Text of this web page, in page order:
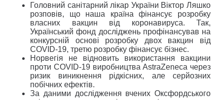
Головний санітарний лікар України Віктор Ляшко
розповів, що наша країна фінансує розробку
власних вакцин від коронавируса. Так,
Український фонд досліджень профінансував на
конкурсній основі розробку двох вакцин від
COVID-19, третю розробку фінансує бізнес.
Норвегія не відновить використання вакцини
проти COVID-19 виробництва AstraZeneca через
ризик виникнення рідкісних, але серйозних
побічних ефектів.
За даними дослідження вчених Оксфордського